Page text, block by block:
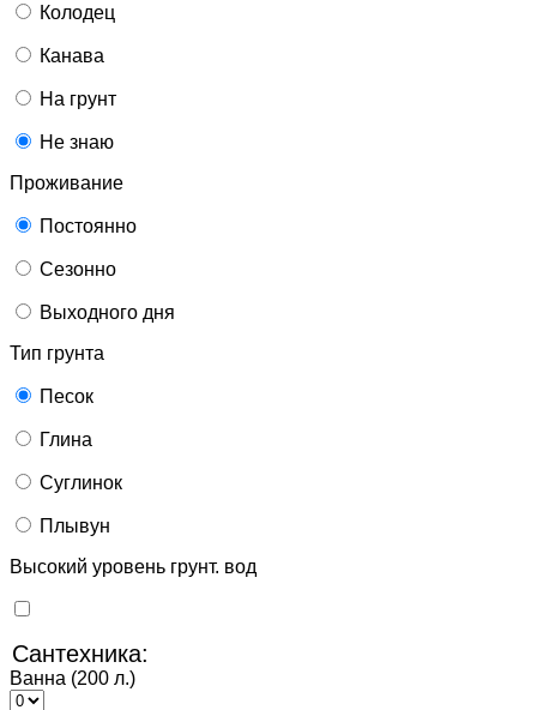
Колодец
Канава
На грунт
Не знаю
Проживание
Постоянно
Сезонно
Выходного дня
Тип грунта
Песок
Глина
Суглинок
Плывун
Высокий уровень грунт. вод
Сантехника:
Ванна (200 л.)